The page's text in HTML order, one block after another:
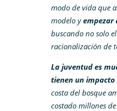
modo de vida que
modelo yempezar
buscando no solo
racionalización de
La juventud es
tienen un
costa del bosque
costado millones